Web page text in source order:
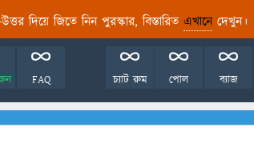
দিয়ে জিতে নিন পুরস্কার, বিস্তারিত এখানেদেখুন।
FAQ ব্যাজ
পোল
চ্যাট রুম